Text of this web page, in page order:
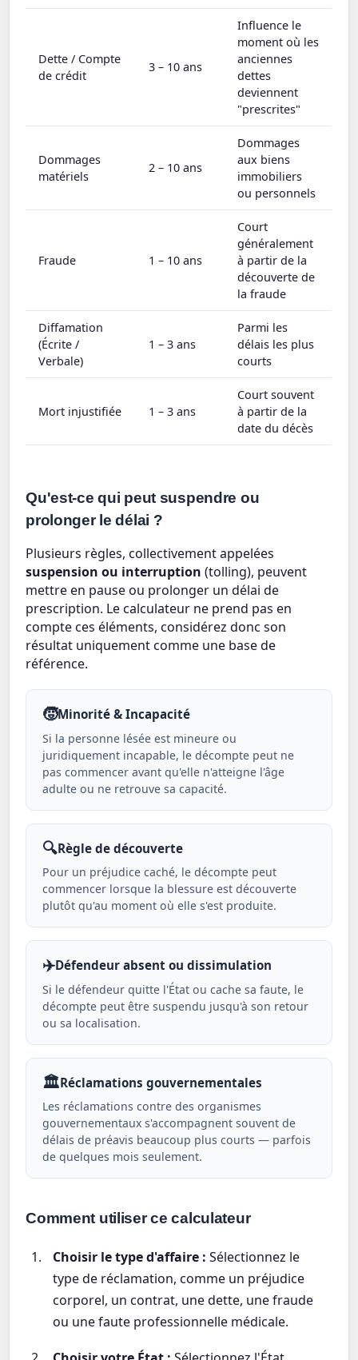
Dette / Compte
de crédit
3 – 10 ans
Influence le
moment où les
anciennes
dettes
deviennent
"prescrites"
Dommages
matériels
2 – 10 ans
Dommages
aux biens
immobiliers
ou personnels
Fraude 1 – 10 ans
Court
généralement
à partir de la
découverte de
la fraude
Diffamation
(Écrite /
Verbale)
1 – 3 ans
Parmi les
délais les plus
courts
Mort injustifiée 1 – 3 ans
Court souvent
à partir de la
date du décès
Qu'est-ce qui peut suspendre ou
prolonger le délai ?
Plusieurs règles, collectivement appelées
suspension ou interruption (tolling), peuvent
mettre en pause ou prolonger un délai de
prescription. Le calculateur ne prend pas en
compte ces éléments, considérez donc son
résultat uniquement comme une base de
référence.
🧒Minorité & Incapacité
Si la personne lésée est mineure ou
juridiquement incapable, le décompte peut ne
pas commencer avant qu'elle n'atteigne l'âge
adulte ou ne retrouve sa capacité.
🔍Règle de découverte
Pour un préjudice caché, le décompte peut
commencer lorsque la blessure est découverte
plutôt qu'au moment où elle s'est produite.
✈️Défendeur absent ou dissimulation
Si le défendeur quitte l'État ou cache sa faute, le
décompte peut être suspendu jusqu'à son retour
ou sa localisation.
🏛️Réclamations gouvernementales
Les réclamations contre des organismes
gouvernementaux s'accompagnent souvent de
délais de préavis beaucoup plus courts — parfois
de quelques mois seulement.
Comment utiliser ce calculateur
Choisir le type d'affaire : Sélectionnez le
type de réclamation, comme un préjudice
corporel, un contrat, une dette, une fraude
ou une faute professionnelle médicale.